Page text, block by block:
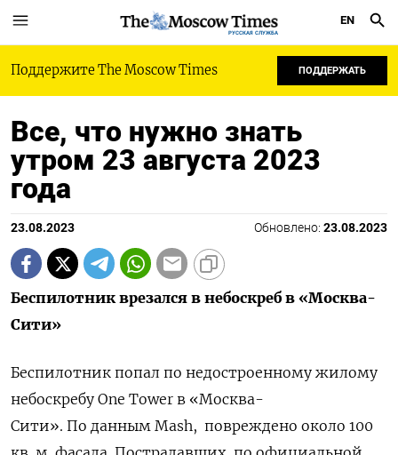
РУССКАЯ СЛУЖБА
EN
Поддержите The Moscow Times ПОДДЕРЖАТЬ
Все, что нужно знать
утром 23 августа 2023
года
23.08.2023 Обновлено: 23.08.2023
Беспилотник врезался в небоскреб в «Москва-
Сити»
Беспилотник попал по недостроенному жилому
небоскребу One Tower в «Москва-
Сити». По данным Mash, повреждено около 100